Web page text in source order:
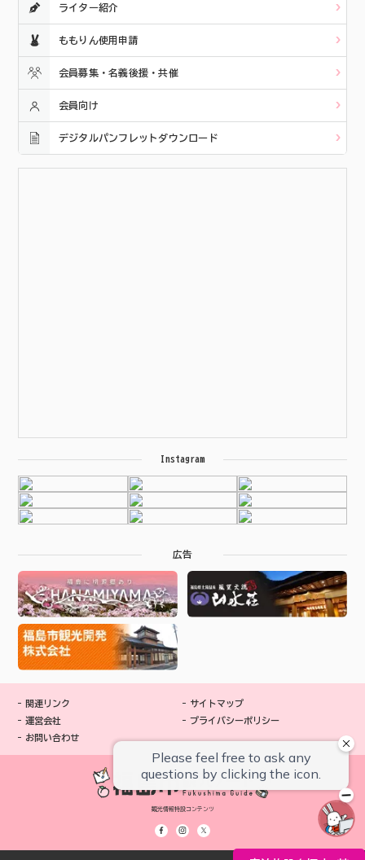
ライター紹介
ももりん使用申請
会員募集・名義後援・共催
会員向け
デジタルパンフレットダウンロード
Instagram
広告
関連リンク
運営会社
お問い合わせ
サイトマップ
プライバシーポリシー
観光情報特設コンテンツ